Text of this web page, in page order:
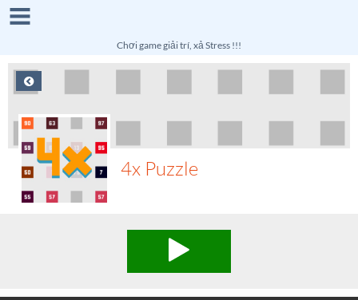
Chơi game giải trí, xả Stress !!!
4x Puzzle